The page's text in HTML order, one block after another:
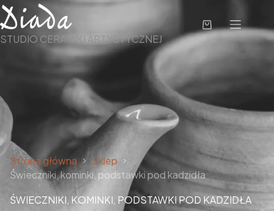
STUDIO CERAMIKI ARTYSTYCZNEJ
Strona główna
Sklep
Świeczniki, kominki, podstawki pod kadzidła
ŚWIECZNIKI, KOMINKI, PODSTAWKI POD KADZIDŁA